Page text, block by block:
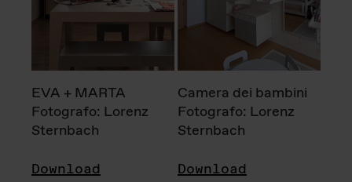
EVA + MARTA
Fotografo: Lorenz
Sternbach
Download
Camera dei bambini
Fotografo: Lorenz
Sternbach
Download